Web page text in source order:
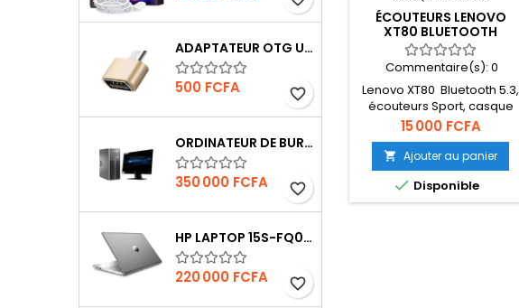
ADAPTATEUR OTG USB
Prix
500 FCFA favorite_border
ORDINATEUR DE BUREAU HP6300
Prix
350 000 FCFA favorite_border
HP LAPTOP 15S-FQ0004NIA
Prix
220 000 FCFA favorite_border
ÉCOUTEURS LENOVO
XT80 BLUETOOTH
Commentaire(s): 0
Lenovo XT80 Bluetooth 5.3,
écouteurs Sport, casque
avec boîtier de charge,
bouton de contrôle
Prix
15 000 FCFA
 Ajouter au panier
 Disponible